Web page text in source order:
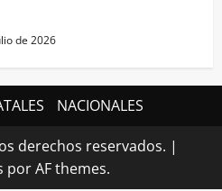
de 2026
NACIONALES
derechos reservados. |
por AF themes.